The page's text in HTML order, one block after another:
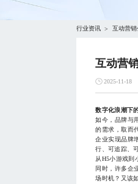
行业资讯 > 互动营销
互动营
2025-11-18
数字化浪潮下
如今，品牌与
的需求，取而
企业实现品牌
行、可追踪、
从H5小游戏到
同时，许多企
场时机？又该